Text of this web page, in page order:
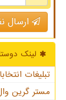
ارسال
لینک
تبلیغات
مستر گرین